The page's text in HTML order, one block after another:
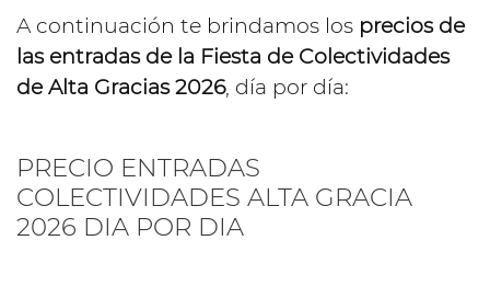
A continuación te brindamos los precios de
las entradas de la Fiesta de Colectividades
de Alta Gracias 2026, día por día:
PRECIO ENTRADAS
COLECTIVIDADES ALTA GRACIA
2026 DIA POR DIA